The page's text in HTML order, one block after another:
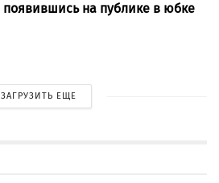
появившись на публике в юбке
ЗАГРУЗИТЬ ЕЩЕ